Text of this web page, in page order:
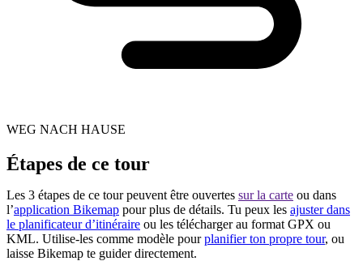
WEG NACH HAUSE
Étapes de ce tour
Les 3 étapes de ce tour peuvent être ouvertes sur la carte ou dans
l’application Bikemap pour plus de détails. Tu peux les ajuster dans
le planificateur d’itinéraire ou les télécharger au format GPX ou
KML. Utilise-les comme modèle pourplanifier ton propre tour, ou
laisse Bikemap te guider directement.